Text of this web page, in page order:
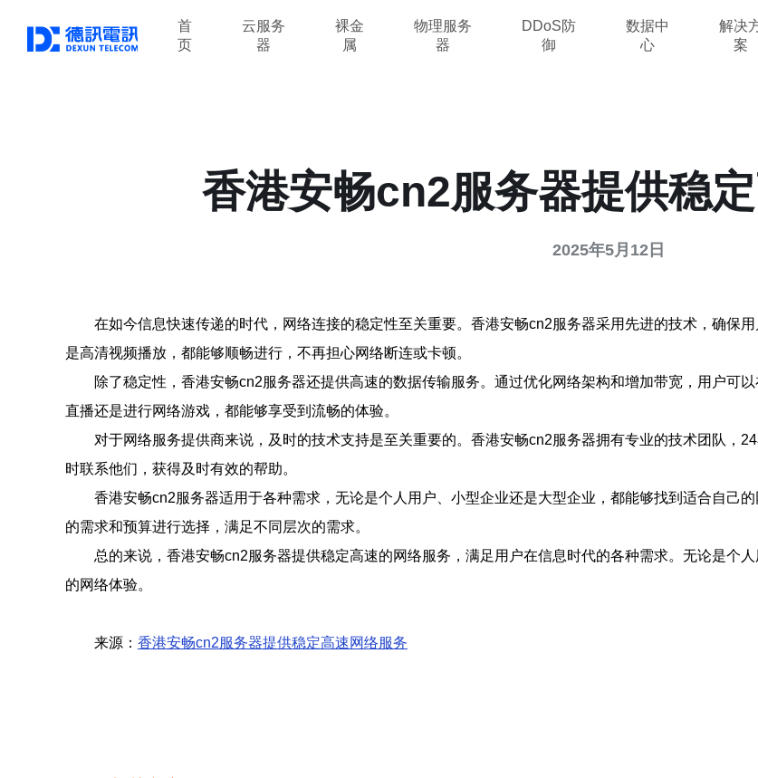
首
页
云服务
器
裸金
属
物理服务
器
DDoS防
御
数据中
心
解决
案
香港安畅cn2服务器提供稳
2025年5月12日
在如今信息快速传递的时代，网络连接的稳定性至关重要。香港安畅cn2服务器采用先进的技术，确保
是高清视频播放，都能够顺畅进行，不再担心网络断连或卡顿。
除了稳定性，香港安畅cn2服务器还提供高速的数据传输服务。通过优化网络架构和增加带宽，用户可
直播还是进行网络游戏，都能够享受到流畅的体验。
对于网络服务提供商来说，及时的技术支持是至关重要的。香港安畅cn2服务器拥有专业的技术团队，
时联系他们，获得及时有效的帮助。
香港安畅cn2服务器适用于各种需求，无论是个人用户、小型企业还是大型企业，都能够找到适合自己
的需求和预算进行选择，满足不同层次的需求。
总的来说，香港安畅cn2服务器提供稳定高速的网络服务，满足用户在信息时代的各种需求。无论是个
的网络体验。
来源： 香港安畅cn2服务器提供稳定高速网络服务